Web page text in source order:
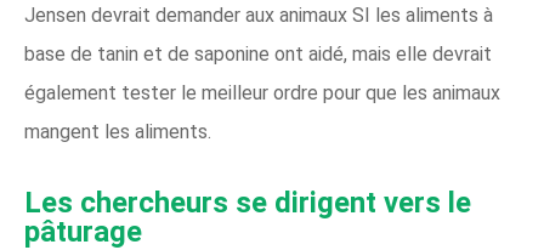
Jensen devrait demander aux animaux SI les aliments à
base de tanin et de saponine ont aidé, mais elle devrait
également tester le meilleur ordre pour que les animaux
mangent les aliments.
Les chercheurs se dirigent vers le
pâturage